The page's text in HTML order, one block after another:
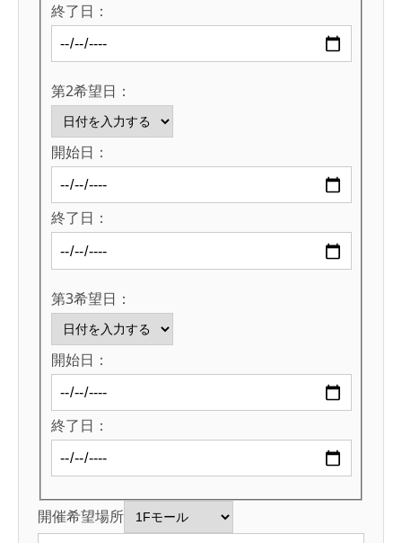
終了日：
第2希望日：
開始日：
終了日：
第3希望日：
開始日：
終了日：
開催希望場所